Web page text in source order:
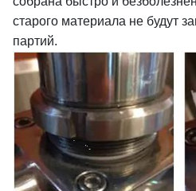
старого материала не будут
партий.